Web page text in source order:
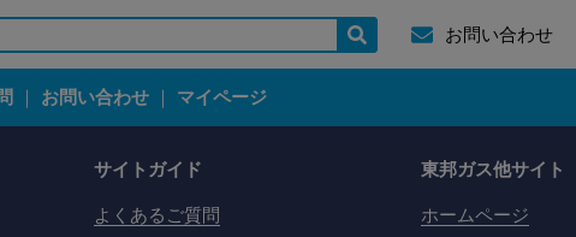
お問い合わせ
｜ お問い合わせ ｜ マイページ
サイトガイド
よくあるご質問
東邦ガス他サイト
ホームページ